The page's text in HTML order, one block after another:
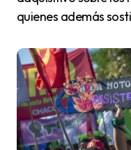
quienes además